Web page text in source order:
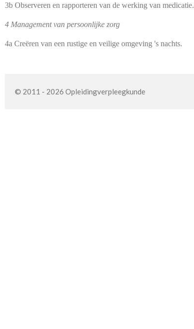
3b Observeren en rapporteren van de werking van medicatie.
4 Management van persoonlijke zorg
4a Creëren van een rustige en veilige omgeving 's nachts.
© 2011 - 2026 Opleidingverpleegkunde